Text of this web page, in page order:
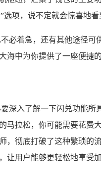
项，说不定就会惊喜地
必着急，还有其他途径
中为你提供了一座便捷
深入了解一下闪兑功能
马拉松，你可能需要花
，彻底打破了这种繁琐
用户能够更轻松地享受